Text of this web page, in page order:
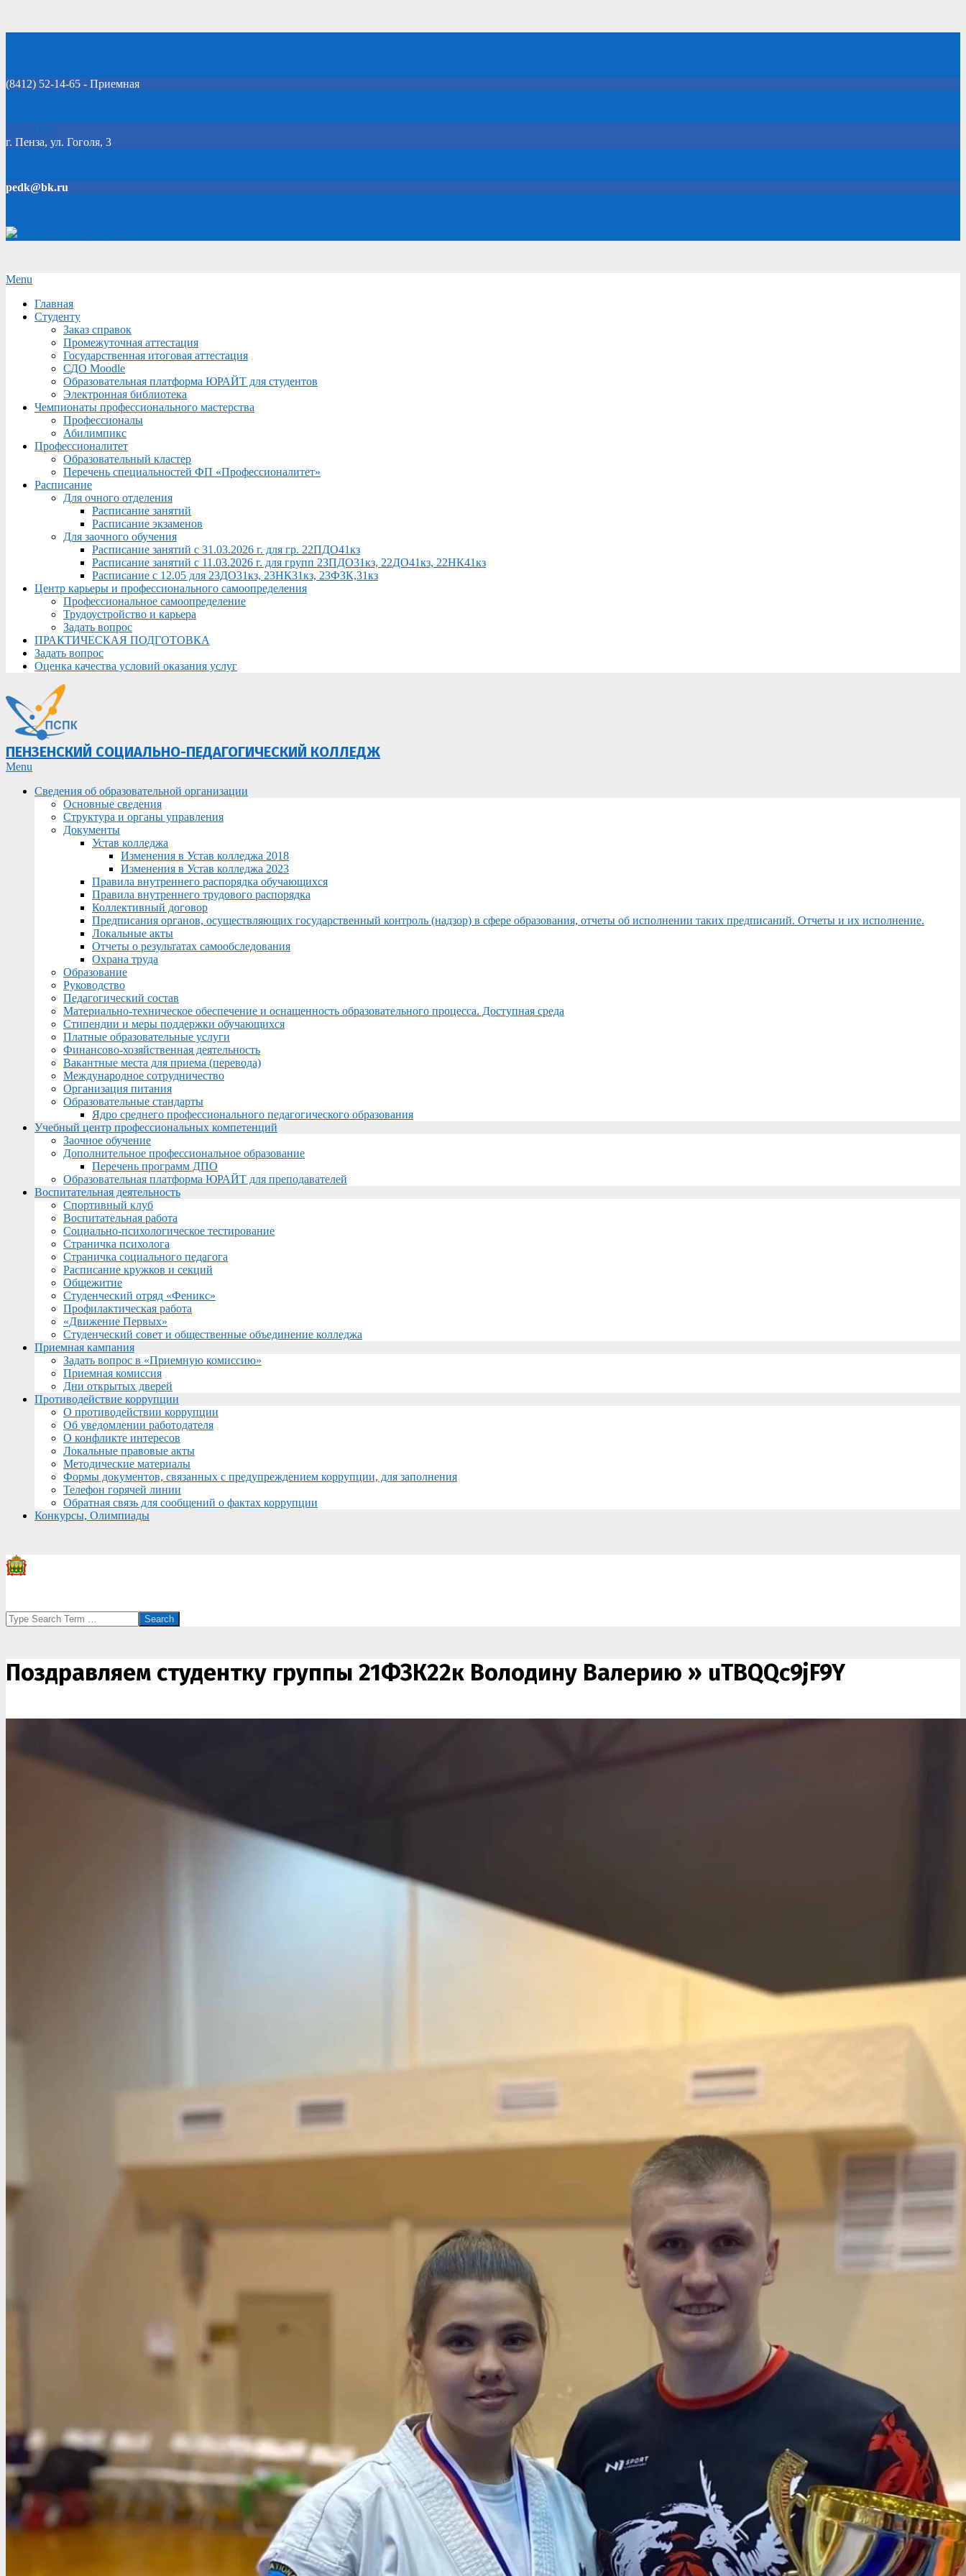
(8412) 52-14-65 - Приемная
Click Here
г. Пенза, ул. Гоголя, 3
pedk@bk.ru
Secondary
Menu
Menu
Главная
Студенту
Заказ справок
Промежуточная аттестация
Государственная итоговая аттестация
СДО Moodle
Образовательная платформа ЮРАЙТ для студентов
Электронная библиотека
Чемпионаты профессионального мастерства
Профессионалы
Абилимпикс
Профессионалитет
Образовательный кластер
Перечень специальностей ФП «Профессионалитет»
Расписание
Для очного отделения
Расписание занятий
Расписание экзаменов
Для заочного обучения
Расписание занятий с 31.03.2026 г. для гр. 22ПДО41кз
Расписание занятий с 11.03.2026 г. для групп 23ПДО31кз, 22ДО41кз, 22НК41кз
Расписание с 12.05 для 23ДО31кз, 23НК31кз, 23ФЗК,31кз
Центр карьеры и профессионального самоопределения
Профессиональное самоопределение
Трудоустройство и карьера
Задать вопрос
ПРАКТИЧЕСКАЯ ПОДГОТОВКА
Задать вопрос
Оценка качества условий оказания услуг
ПЕНЗЕНСКИЙ СОЦИАЛЬНО-ПЕДАГОГИЧЕСКИЙ КОЛЛЕДЖ
Primary
Menu
Menu
Сведения об образовательной организации
Основные сведения
Структура и органы управления
Документы
Устав колледжа
Изменения в Устав колледжа 2018
Изменения в Устав колледжа 2023
Правила внутреннего распорядка обучающихся
Правила внутреннего трудового распорядка
Коллективный договор
Предписания органов, осуществляющих государственный контроль (надзор) в сфере образования, отчеты об исполнении таких предписаний. Отчеты и их исполнение.
Локальные акты
Отчеты о результатах самообследования
Охрана труда
Образование
Руководство
Педагогический состав
Материально-техническое обеспечение и оснащенность образовательного процесса. Доступная среда
Стипендии и меры поддержки обучающихся
Платные образовательные услуги
Финансово-хозяйственная деятельность
Вакантные места для приема (перевода)
Международное сотрудничество
Организация питания
Образовательные стандарты
Ядро среднего профессионального педагогического образования
Учебный центр профессиональных компетенций
Заочное обучение
Дополнительное профессиональное образование
Перечень программ ДПО
Образовательная платформа ЮРАЙТ для преподавателей
Воспитательная деятельность
Спортивный клуб
Воспитательная работа
Социально-психологическое тестирование
Страничка психолога
Страничка социального педагога
Расписание кружков и секций
Общежитие
Студенческий отряд «Феникс»
Профилактическая работа
«Движение Первых»
Студенческий совет и общественные объединение колледжа
Приемная кампания
Задать вопрос в «Приемную комиссию»
Приемная комиссия
Дни открытых дверей
Противодействие коррупции
О противодействии коррупции
Об уведомлении работодателя
О конфликте интересов
Локальные правовые акты
Методические материалы
Формы документов, связанных с предупреждением коррупции, для заполнения
Телефон горячей линии
Обратная связь для сообщений о фактах коррупции
Конкурсы, Олимпиады
Search
Поздравляем студентку группы 21ФЗК22к Володину Валерию » uTBQQc9jF9Y